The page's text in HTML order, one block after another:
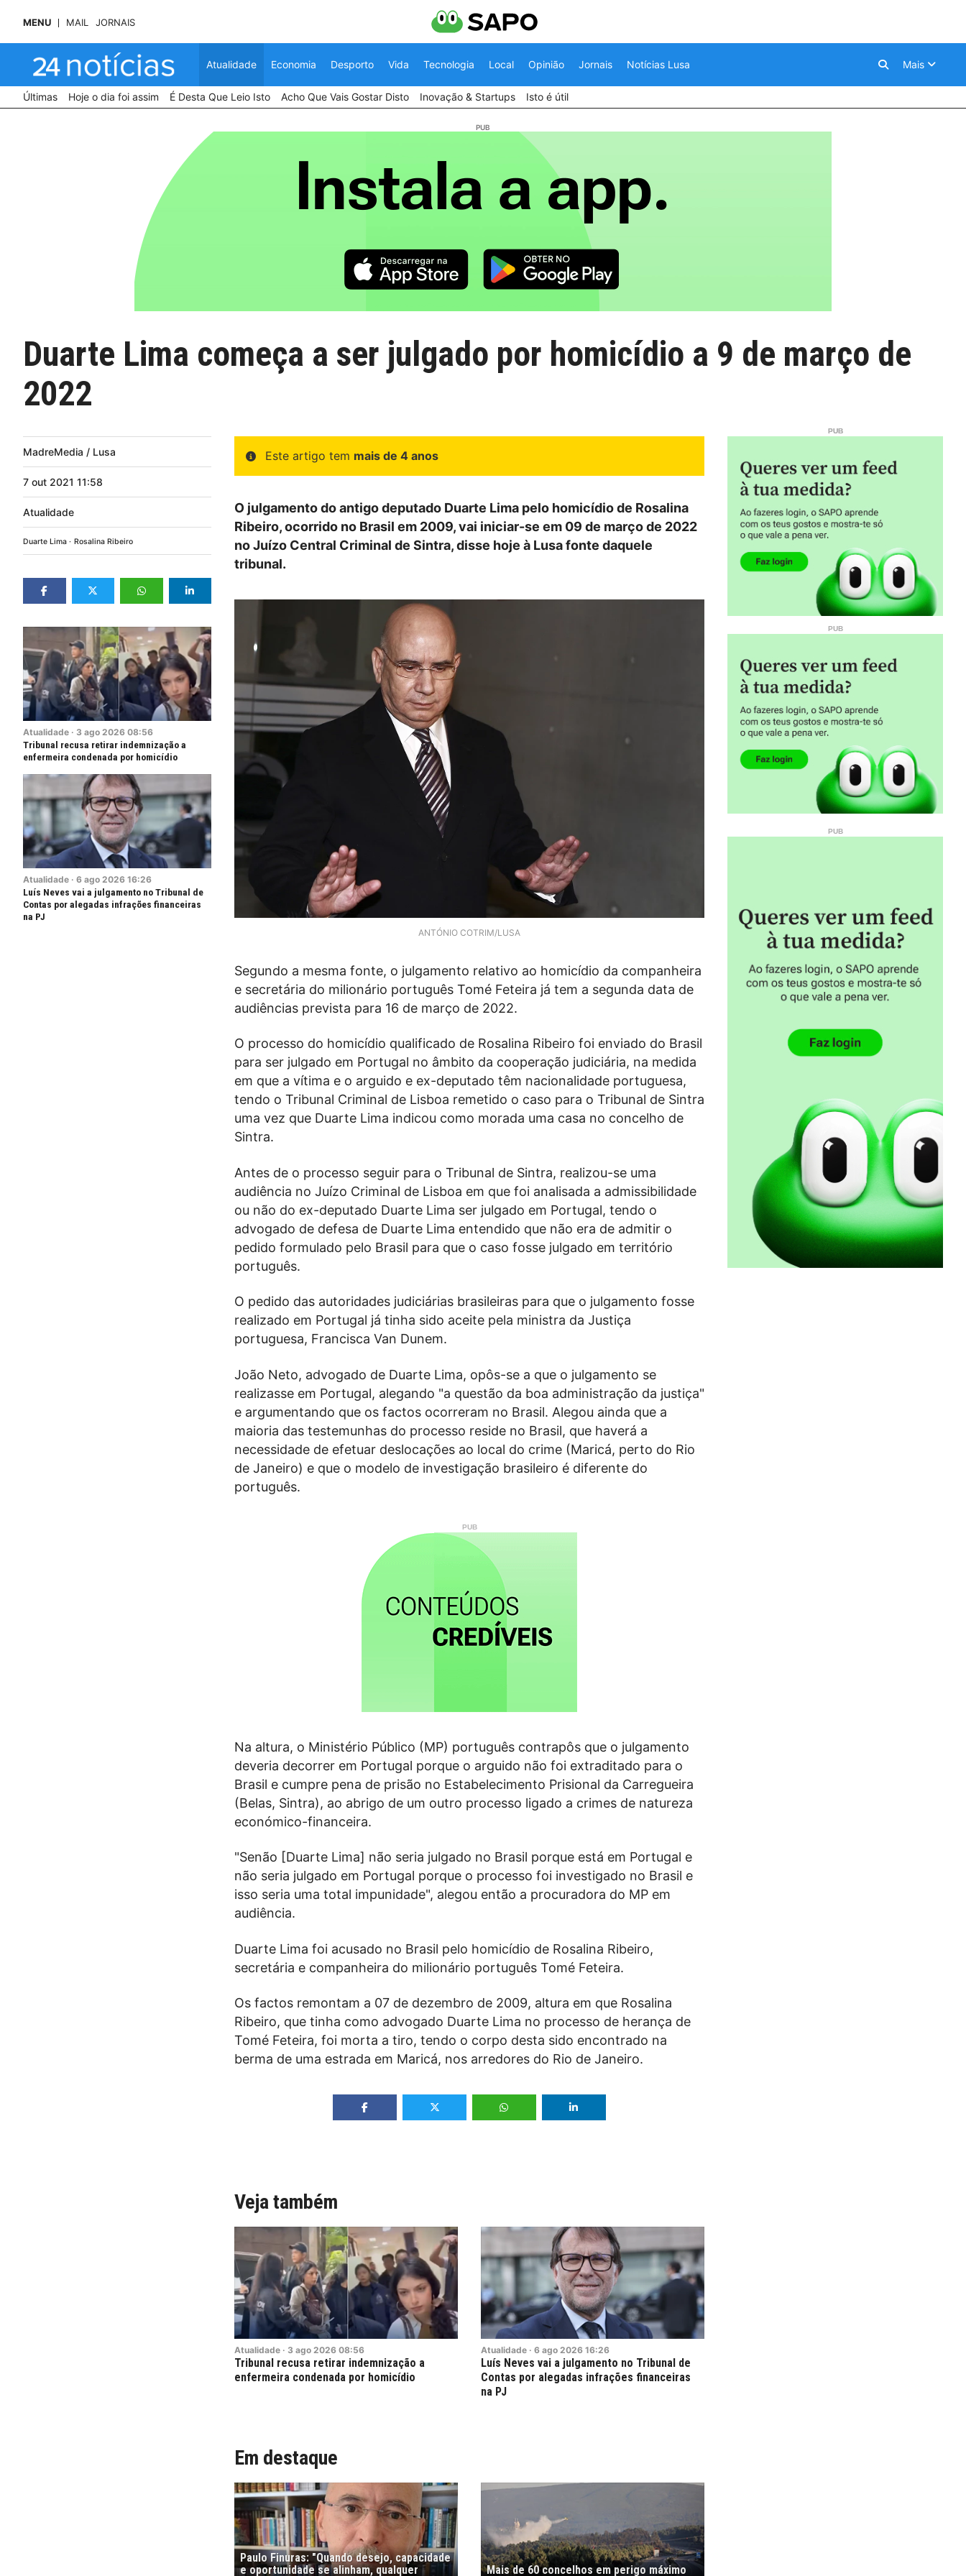
MENU MAIL JORNAIS
Atualidade Economia Desporto Vida Tecnologia Local Opinião Jornais Notícias Lusa Mais
Últimas Hoje o dia foi assim É Desta Que Leio Isto Acho Que Vais Gostar Disto Inovação & Startups Isto é útil
Duarte Lima começa a ser julgado por homicídio a 9 de março de
2022
MadreMedia / Lusa
7 out 2021 11:58
Atualidade
Duarte Lima Rosalina Ribeiro
Atualidade · 3 ago 2026 08:56
Tribunal recusa retirar indemnização a
enfermeira condenada por homicídio
Atualidade · 6 ago 2026 16:26
Luís Neves vai a julgamento no Tribunal de
Contas por alegadas infrações financeiras
na PJ
Este artigo tem mais de 4 anos
O julgamento do antigo deputado Duarte Lima pelo homicídio de Rosalina
Ribeiro, ocorrido no Brasil em 2009, vai iniciar-se em 09 de março de 2022
no Juízo Central Criminal de Sintra, disse hoje à Lusa fonte daquele
tribunal.
ANTÓNIO COTRIM/LUSA
Segundo a mesma fonte, o julgamento relativo ao homicídio da companheira
e secretária do milionário português Tomé Feteira já tem a segunda data de
audiências prevista para 16 de março de 2022.
O processo do homicídio qualificado de Rosalina Ribeiro foi enviado do Brasil
para ser julgado em Portugal no âmbito da cooperação judiciária, na medida
em que a vítima e o arguido e ex-deputado têm nacionalidade portuguesa,
tendo o Tribunal Criminal de Lisboa remetido o caso para o Tribunal de Sintra
uma vez que Duarte Lima indicou como morada uma casa no concelho de
Sintra.
Antes de o processo seguir para o Tribunal de Sintra, realizou-se uma
audiência no Juízo Criminal de Lisboa em que foi analisada a admissibilidade
ou não do ex-deputado Duarte Lima ser julgado em Portugal, tendo o
advogado de defesa de Duarte Lima entendido que não era de admitir o
pedido formulado pelo Brasil para que o caso fosse julgado em território
português.
O pedido das autoridades judiciárias brasileiras para que o julgamento fosse
realizado em Portugal já tinha sido aceite pela ministra da Justiça
portuguesa, Francisca Van Dunem.
João Neto, advogado de Duarte Lima, opôs-se a que o julgamento se
realizasse em Portugal, alegando "a questão da boa administração da justiça"
e argumentando que os factos ocorreram no Brasil. Alegou ainda que a
maioria das testemunhas do processo reside no Brasil, que haverá a
necessidade de efetuar deslocações ao local do crime (Maricá, perto do Rio
de Janeiro) e que o modelo de investigação brasileiro é diferente do
português.
Na altura, o Ministério Público (MP) português contrapôs que o julgamento
deveria decorrer em Portugal porque o arguido não foi extraditado para o
Brasil e cumpre pena de prisão no Estabelecimento Prisional da Carregueira
(Belas, Sintra), ao abrigo de um outro processo ligado a crimes de natureza
económico-financeira.
"Senão [Duarte Lima] não seria julgado no Brasil porque está em Portugal e
não seria julgado em Portugal porque o processo foi investigado no Brasil e
isso seria uma total impunidade", alegou então a procuradora do MP em
audiência.
Duarte Lima foi acusado no Brasil pelo homicídio de Rosalina Ribeiro,
secretária e companheira do milionário português Tomé Feteira.
Os factos remontam a 07 de dezembro de 2009, altura em que Rosalina
Ribeiro, que tinha como advogado Duarte Lima no processo de herança de
Tomé Feteira, foi morta a tiro, tendo o corpo desta sido encontrado na
berma de uma estrada em Maricá, nos arredores do Rio de Janeiro.
Veja também
Atualidade · 3 ago 2026 08:56
Tribunal recusa retirar indemnização a
enfermeira condenada por homicídio
Atualidade · 6 ago 2026 16:26
Luís Neves vai a julgamento no Tribunal de
Contas por alegadas infrações financeiras
na PJ
Em destaque
Paulo Finuras: "Quando desejo, capacidade
e oportunidade se alinham, qualquer
Mais de 60 concelhos em perigo máximo